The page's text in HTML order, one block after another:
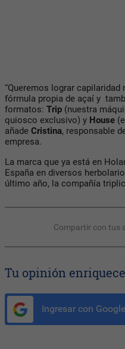
“Queremos lograr
fórmula propia de açaí y
formatos: Trip (nuestra
quiosco exclusivo) y House
añade Cristina, responsable
empresa.
La marca que ya está en
España en diversos
último año, la compañía
Compartir con tus
Tu opinión
Ingresar con Google